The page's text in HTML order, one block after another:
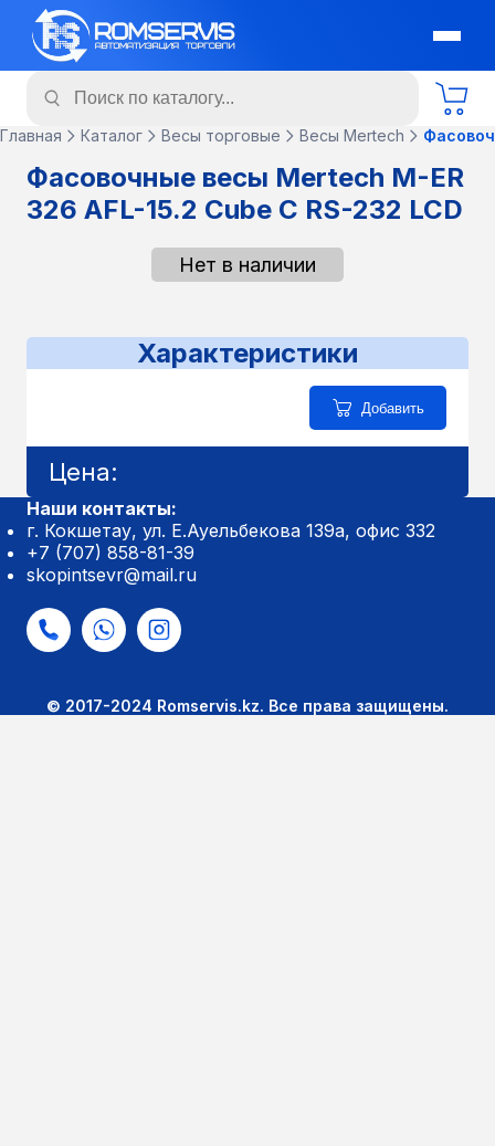
Главная Каталог Весы торговые Весы Mertech
Фасовочные весы Mertech M-ER
326 AFL-15.2 Cube C RS-232 LCD
Нет в наличии
Характеристики
Добавить
Цена:
Наши контакты:
г. Кокшетау, ул. Е.Ауельбекова 139а, офис 332
+7 (707) 858-81-39
skopintsevr@mail.ru
© 2017-2024 Romservis.kz. Все права защищены.